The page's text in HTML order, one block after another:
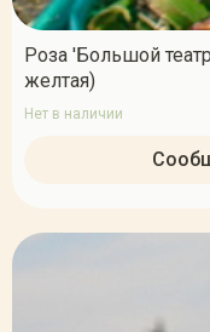
Роза 'Большой
желтая)
Нет в наличии